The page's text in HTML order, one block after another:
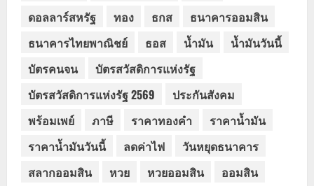
ดอลลาร์สหรัฐ
ทอง ธกส
ธนาคารออมสิน
ธนาคารไทยพาณิชย์
ธอส น้ำมัน
น้ำมันวันนี้
บัตรคนจน
บัตรสวัสดิการแห่งรัฐ
บัตรสวัสดิการแห่งรัฐ 2569
ประกันสังคม
พร้อมเพย์
ภาษี ราคาทองคำ
ราคาน้ำมัน
ราคาน้ำมันวันนี้
ลดค่าไฟ
วันหยุดธนาคาร
สลากออมสิน
หวย หวยออมสิน
ออมสิน